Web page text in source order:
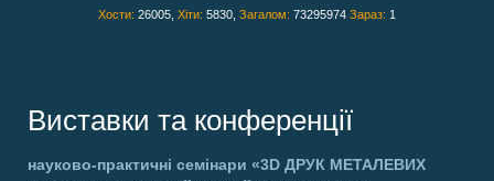
Хости: 26005, Хіти: 5830, Загалом: 73295974 Зараз: 1
Виставки та конференції
науково-практичні семінари «3D ДРУК МЕТАЛЕВИХ